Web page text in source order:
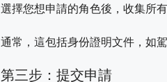
選擇您想申請的角色後，收集所有
通常，這包括身份證明文件，如
第三步：提交申請